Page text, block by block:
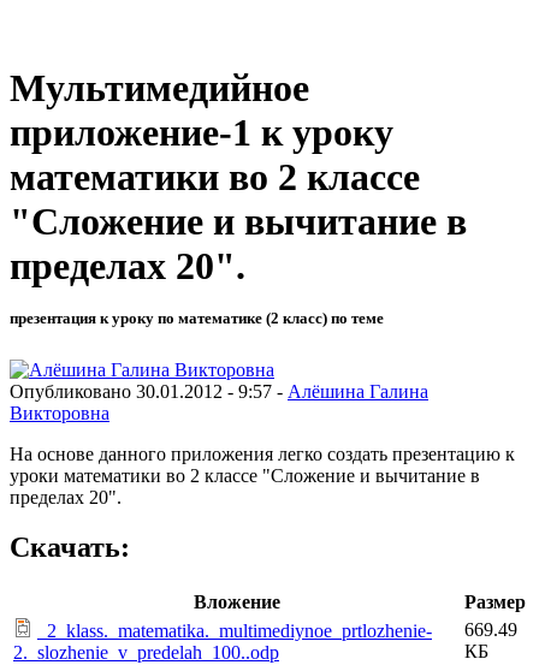
Мультимедийное
приложение-1 к уроку
математики во 2 классе
"Сложение и вычитание в
пределах 20".
презентация к уроку по математике (2 класс) по теме
Опубликовано 30.01.2012 - 9:57 - Алёшина Галина
Викторовна
На основе данного приложения легко создать презентацию к
уроки математики во 2 классе "Сложение и вычитание в
пределах 20".
Скачать:
Вложение
Размер
_2_klass._matematika._multimediynoe_prtlozhenie-
2._slozhenie_v_predelah_100..odp
669.49
КБ